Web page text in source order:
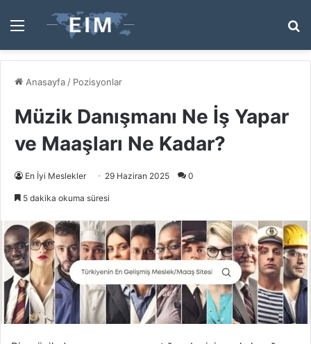
Menü
...
Anasayfa / Pozisyonlar
Müzik Danışmanı Ne İş Yapar
ve Maaşları Ne Kadar?
En İyi Meslekler 29 Haziran 2025 0
5 dakika okuma süresi